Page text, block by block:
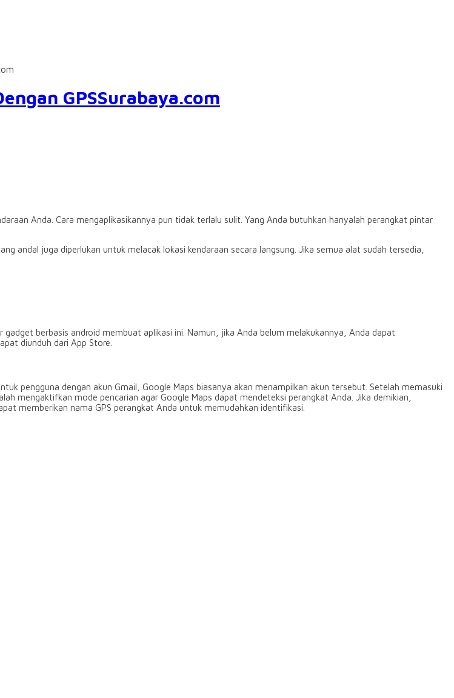
GPSSurabaya.com
Anda. Cara mengaplikasikannya pun tidak terlalu sulit. Yang Anda butuhkan hanyalah perangkat pintar
andal juga diperlukan untuk melacak lokasi kendaraan secara langsung. Jika semua alat sudah tersedia,
berbasis android membuat aplikasi ini. Namun, jika Anda belum melakukannya, Anda dapat
diunduh dari App Store.
pengguna dengan akun Gmail, Google Maps biasanya akan menampilkan akun tersebut. Setelah memasuki
mengaktifkan mode pencarian agar Google Maps dapat mendeteksi perangkat Anda. Jika demikian,
memberikan nama GPS perangkat Anda untuk memudahkan identifikasi.